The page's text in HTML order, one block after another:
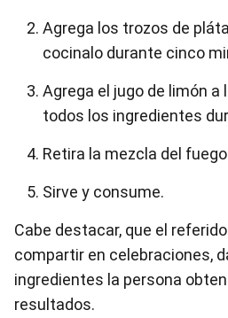
Agrega los trozos de
cocinalo durante cinco
Agrega el jugo de limón a
todos los ingredientes
Retira la mezcla del
Sirve y consume.
Cabe destacar, que el
compartir en celebraciones,
ingredientes la persona
resultados.